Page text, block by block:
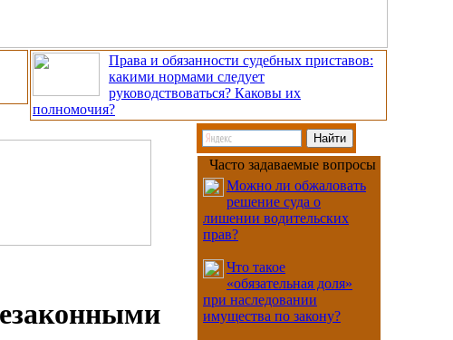
Права и обязанности судебных приставов:
какими нормами следует
руководствоваться? Каковы их
полномочия?
Часто задаваемые вопросы
Можно ли обжаловать
решение суда о
лишении водительских
прав?
Что такое
«обязательная доля»
при наследовании
имущества по закону?